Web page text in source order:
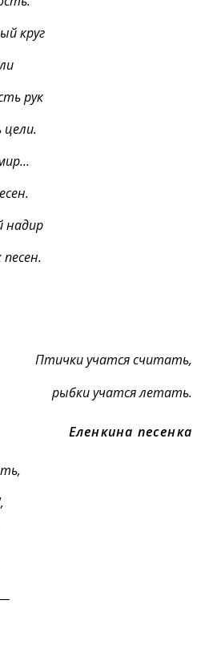
круг
рук
надир
Птички учатся считать,
рыбки учатся летать.
Еленкина песенка